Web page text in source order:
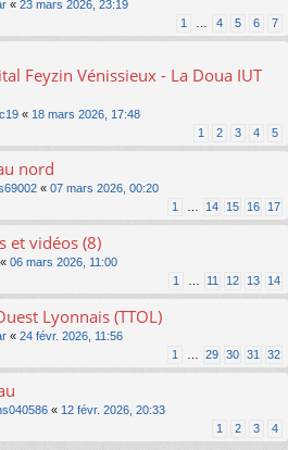
« 23 mars 2026, 23:19
1 4 5 6 7
Feyzin Vénissieux - La Doua IUT
« 18 mars 2026, 17:48
1 2 3 4 5
nord
« 07 mars 2026, 00:20
1 14 15 16 17
et vidéos (8)
« 06 mars 2026, 11:00
1 11 12 13 14
Lyonnais (TTOL)
« 24 févr. 2026, 11:56
1 29 30 31 32
« 12 févr. 2026, 20:33
1 2 3 4